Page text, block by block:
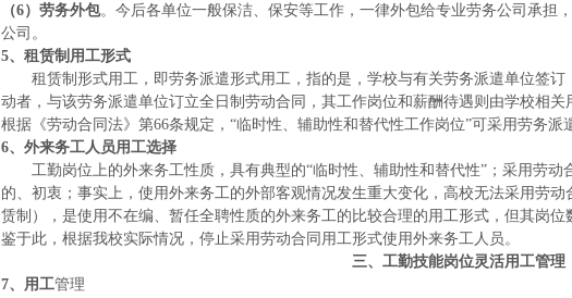
（6）劳务外包。今后各单位一般保洁、保安等工作，一律外包给专业劳务公司承担
公司。
5、租赁制用工形式
租赁制形式用工，即劳务派遣形式用工，指的是，学校与有关劳务派遣单位签订
动者，与该劳务派遣单位订立全日制劳动合同，其工作岗位和薪酬待遇则由学校相关
根据《劳动合同法》第66条规定，“临时性、辅助性和替代性工作岗位”可采用劳务派
6、外来务工人员用工选择
工勤岗位上的外来务工性质，具有典型的“临时性、辅助性和替代性”；采用劳动
的、初衷；事实上，使用外来务工的外部客观情况发生重大变化，高校无法采用劳
赁制），是使用不在编、暂任全聘性质的外来务工的比较合理的用工形式，但其岗位
鉴于此，根据我校实际情况，停止采用劳动合同用工形式使用外来务工人员。
三、工勤技能岗位灵活用工管理
7、用工管理